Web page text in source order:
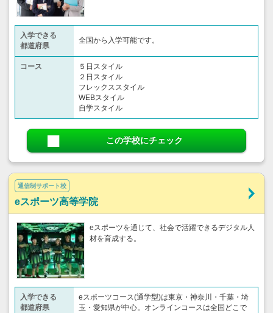
入学できる
都道府県
全国から入学可能です。
コース
５日スタイル
２日スタイル
フレックススタイル
WEBスタイル
自学スタイル
この学校にチェック
通信制サポート校
eスポーツ高等学院
eスポーツを通じて、社会で活躍できるデジタル人
材を育成する。
入学できる
都道府県
eスポーツコース(通学型)は東京・神奈川・千葉・埼
玉・愛知県が中心。オンラインコースは全国どこで